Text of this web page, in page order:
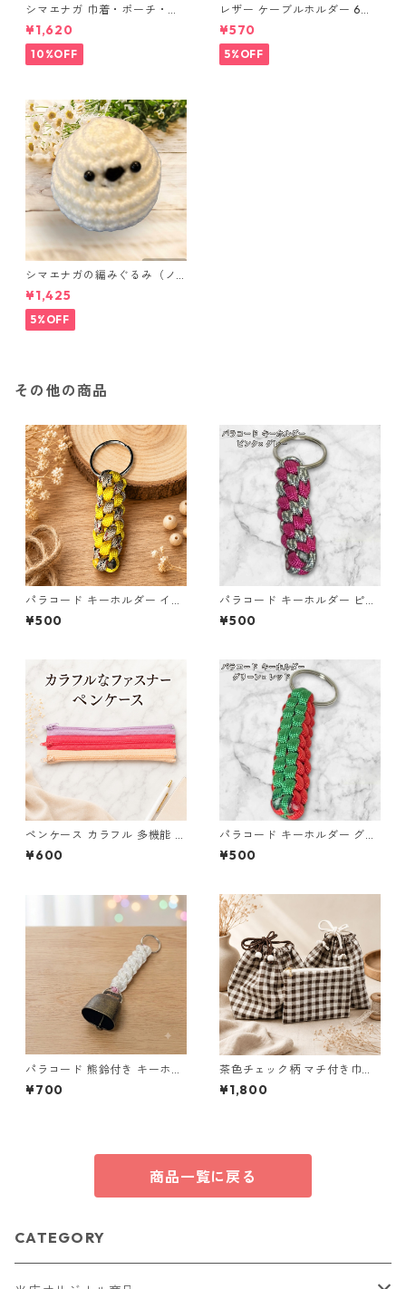
シマエナガ 巾着・ポーチ・ミ
ニポーチ(カード収納にも) ３
点セット さくらんぼ柄×淡いピ
ンク
¥1,620
10%OFF
レザー ケーブルホルダー 6個
セット
¥570
5%OFF
シマエナガの編みぐるみ（ノ
ーマル）
¥1,425
5%OFF
その他の商品
パラコード キーホルダー イエ
ロー×ベージュ(赤・黒) ハンド
メイド 国産 本革 ヌメ革
¥500
パラコード キーホルダー ピン
ク グレー 編み込み s28
¥500
ペンケース カラフル 多機能 筆
箱 ファスナー6本 s9
¥600
パラコード キーホルダー グリ
ーン レッド 編み込み s23
¥500
パラコード 熊鈴付き キーホル
ダー ホワイト×ピンク 編み込
み S42 アウトドア
¥700
茶色チェック柄 マチ付き巾
着・巾着・ミニポーチ 3点セッ
ト O66 巾着袋 布小物 ハンド
¥1,800
商品一覧に戻る
CATEGORY